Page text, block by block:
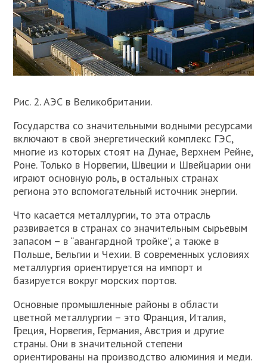
Рис. 2. АЭС в Великобритании.
Государства со значительными водными ресурсами
включают в свой энергетический комплекс ГЭС,
многие из которых стоят на Дунае, Верхнем Рейне,
Роне. Только в Норвегии, Швеции и Швейцарии они
играют основную роль, в остальных странах
региона это вспомогательный источник энергии.
Что касается металлургии, то эта отрасль
развивается в странах со значительным сырьевым
запасом – в “авангардной тройке”, а также в
Польше, Бельгии и Чехии. В современных условиях
металлургия ориентируется на импорт и
базируется вокруг морских портов.
Основные промышленные районы в области
цветной металлургии – это Франция, Италия,
Греция, Норвегия, Германия, Австрия и другие
страны. Они в значительной степени
ориентированы на производство алюминия и меди.